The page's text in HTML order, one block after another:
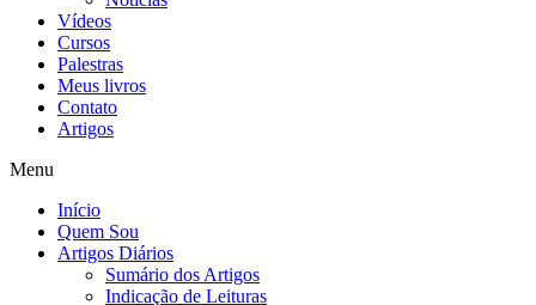
Vídeos
Cursos
Palestras
Meus livros
Contato
Artigos
Menu
Início
Quem Sou
Artigos Diários
Sumário dos Artigos
Indicação de Leituras